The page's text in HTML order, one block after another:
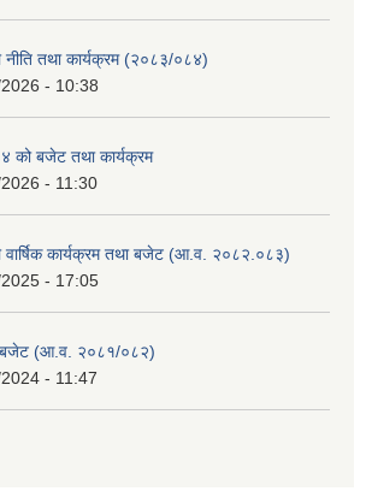
नीति तथा कार्यक्रम (२०८३/०८४)
- 10:38
को बजेट तथा कार्यक्रम
- 11:30
वार्षिक कार्यक्रम तथा बजेट (आ.व. २०८२.०८३)
- 17:05
बजेट (आ.व. २०८१/०८२)
- 11:47